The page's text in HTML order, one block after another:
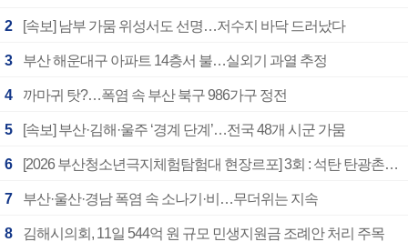
2 [속보] 남부 가뭄 위성서도 선명…저수지 바닥 드러났다
3 부산 해운대구 아파트 14층서 불…실외기 과열 추정
4 까마귀 탓?…폭염 속 부산 북구 986가구 정전
5 [속보] 부산·김해·울주 ‘경계 단계’…전국 48개 시군 가뭄
6 [2026 부산청소년극지체험탐험대 현장르포] 3회 : 석탄 탄광촌에서 북극 연구의 중심지로
7 부산·울산·경남 폭염 속 소나기·비…무더위는 지속
8 김해시의회, 11일 544억 원 규모 민생지원금 조례안 처리 주목